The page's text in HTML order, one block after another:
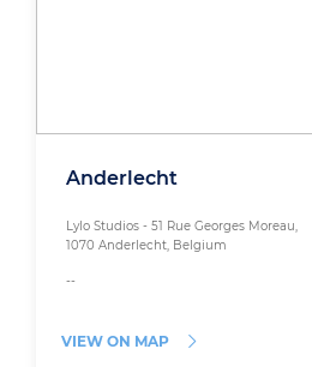
Anderlecht
Lylo Studios - 51 Rue Georges Moreau,
1070 Anderlecht, Belgium
--
VIEW ON MAP